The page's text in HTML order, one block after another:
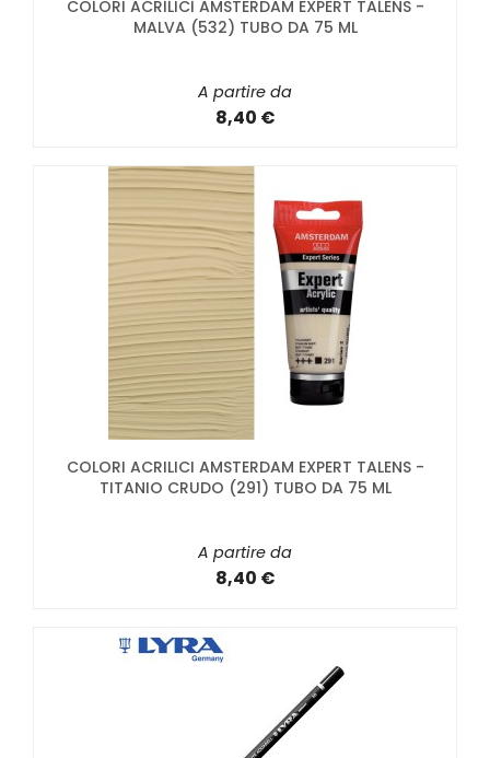
COLORI ACRILICI AMSTERDAM EXPERT TALENS -
MALVA (532) TUBO DA 75 ML
A partire da
8,40 €
COLORI ACRILICI AMSTERDAM EXPERT TALENS -
TITANIO CRUDO (291) TUBO DA 75 ML
A partire da
8,40 €